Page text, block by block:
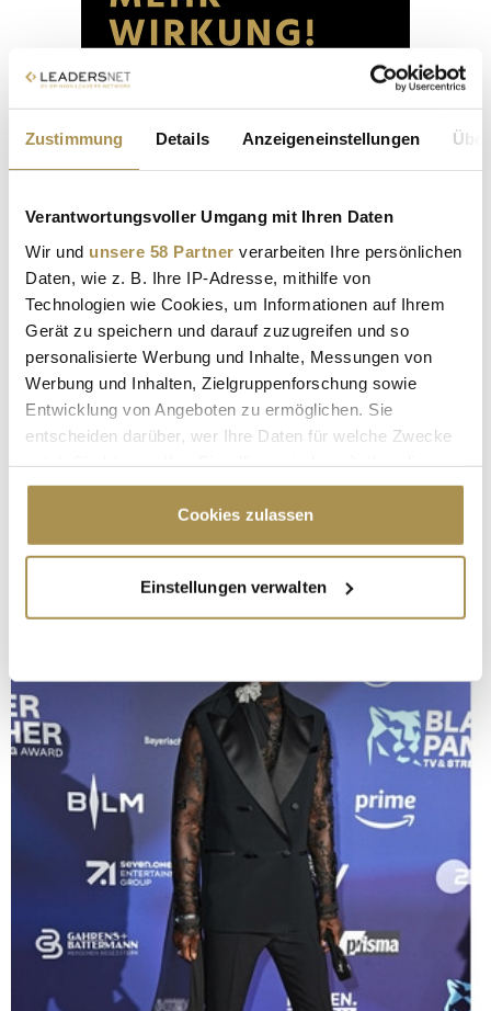
Zustimmung Details Anzeigeneinstellungen
Verantwortungsvoller Umgang mit Ihren Daten
Wir und unsere 58 Partner verarbeiten Ihre persönlichen
Daten, wie z. B. Ihre IP-Adresse, mithilfe von
Technologien wie Cookies, um Informationen auf Ihrem
Gerät zu speichern und darauf zuzugreifen und so
personalisierte Werbung und Inhalte, Messungen von
Werbung und Inhalten, Zielgruppenforschung sowie
Entwicklung von Angeboten zu ermöglichen. Sie
entscheiden darüber, wer Ihre Daten für welche Zwecke
Cookie-Erklärung oder durch Klicken auf das Privacy
Trigger Symbol ändern oder widerrufen
Informationen über Ihre geografische Lage
erfassen, welche bis auf einige Meter genau sein
bestimmten Merkmalen (Fingerprinting) identifizieren
Erfahren Sie mehr darüber, wie Ihre persönlichen Daten
verarbeitet werden, und legen Sie Ihre Präferenzen im
Abschnitt Einzelheiten
fest.
Wir verwenden Cookies, um Inhalte und Anzeigen zu
personalisieren, Funktionen für soziale Medien anbieten
zu können und die Zugriffe auf unsere Website zu
analysieren. Außerdem geben wir Informationen zu Ihrer
Verwendung unserer Website an unsere Partner für
soziale Medien, Werbung und Analysen weiter. Unsere
Partner führen diese Informationen möglicherweise mit
Cookies zulassen
Einstellungen verwalten